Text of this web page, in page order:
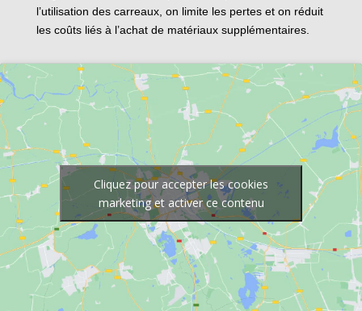
l’utilisation des carreaux, on limite les pertes et on réduit
les coûts liés à l’achat de matériaux supplémentaires.
Cliquez pour accepter les cookies
marketing et activer ce contenu